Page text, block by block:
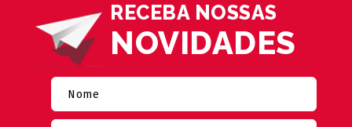
RECEBA NOSSAS
NOVIDADES